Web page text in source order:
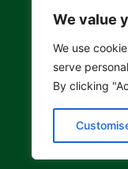
We value
We use
serve
By clicking
© 2024 Farm
Todos los